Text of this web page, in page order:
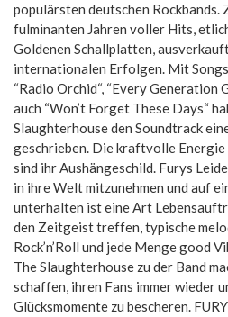
populärsten deutschen Rockbands.
fulminanten Jahren voller Hits,
Goldenen Schallplatten,
internationalen Erfolgen. Mit Songs
“Radio Orchid“, “Every Generation
auch “Won’t Forget These Days“
Slaughterhouse den Soundtrack
geschrieben. Die kraftvolle
sind ihr Aushängeschild. Furys
in ihre Welt mitzunehmen und auf
unterhalten ist eine Art
den Zeitgeist treffen, typische
Rock’n’Roll und jede Menge good
The Slaughterhouse zu der Band
schaffen, ihren Fans immer wieder
Glücksmomente zu bescheren.